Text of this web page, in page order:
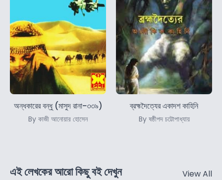
অন্ধকারের বন্ধু (মাসুদ রানা-৩৩৯)
By কাজী আনোয়ার হোসেন
ব্রহ্মদৈত্যের একাদশ কাহিনি
By ষষ্ঠীপদ চট্টোপাধ্যায়
এই লেখকের আরো কিছু বই দেখুন View All